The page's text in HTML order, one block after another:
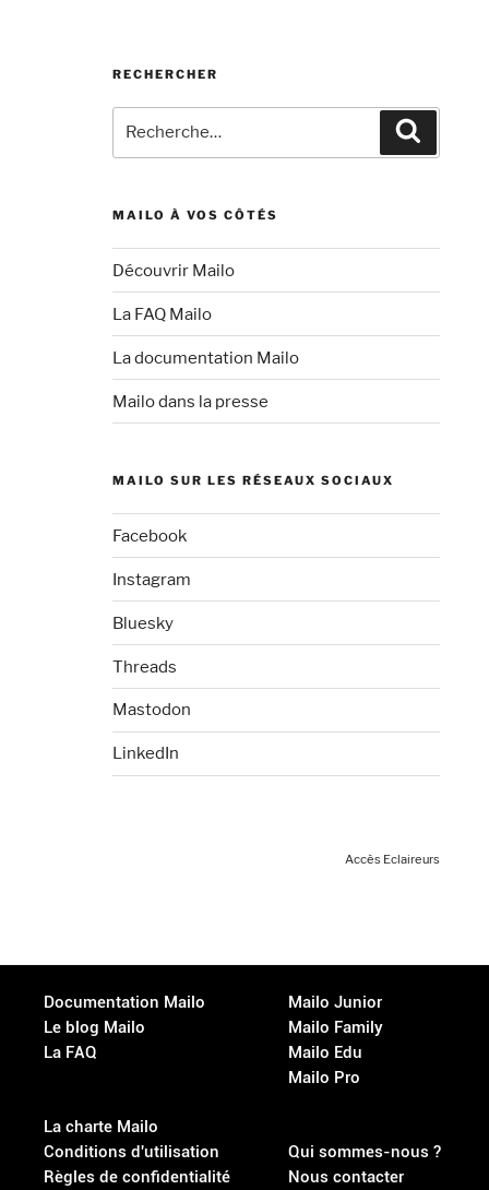
RECHERCHER
MAILO À VOS CÔTÉS
Découvrir Mailo
La FAQ Mailo
La documentation Mailo
Mailo dans la presse
MAILO SUR LES RÉSEAUX SOCIAUX
Facebook
Instagram
Bluesky
Threads
Mastodon
LinkedIn
Accès Eclaireurs
Documentation Mailo
Le blog Mailo
La FAQ
La charte Mailo
Conditions d'utilisation
Règles de confidentialité
Mailo Junior
Mailo Family
Mailo Edu
Mailo Pro
Qui sommes-nous ?
Nous contacter